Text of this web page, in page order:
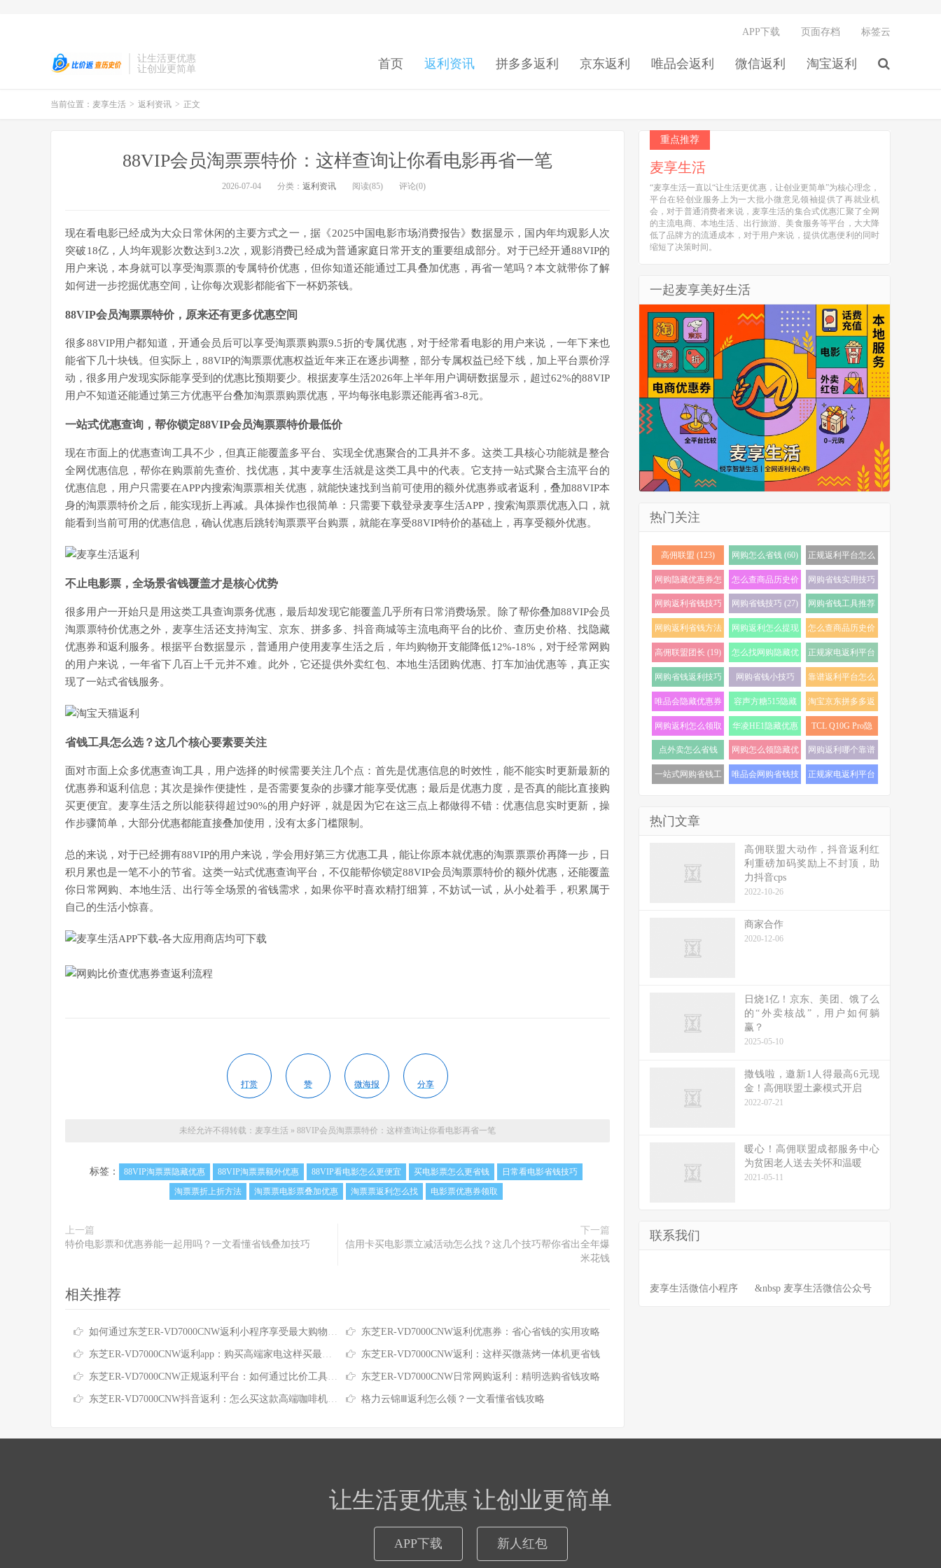
让生活更优惠
让创业更简单
首页 返利资讯 拼多多返利 京东返利 唯品会返利 微信返利 淘宝返利
APP下载 页面存档 标签云
当前位置： 麦享生活 > 返利资讯 > 正文
88VIP会员淘票票特价：这样查询让你看电影再省一笔
2026-07-04 分类： 返利资讯 阅读(85) 评论(0)
现在看电影已经成为大众日常休闲的主要方式之一，据《2025中国电影市场消费报告》数据显示，国内年均观影人次
突破18亿，人均年观影次数达到3.2次，观影消费已经成为普通家庭日常开支的重要组成部分。对于已经开通88VIP的
用户来说，本身就可以享受淘票票的专属特价优惠，但你知道还能通过工具叠加优惠，再省一笔吗？本文就带你了解
如何进一步挖掘优惠空间，让你每次观影都能省下一杯奶茶钱。
88VIP会员淘票票特价，原来还有更多优惠空间
很多88VIP用户都知道，开通会员后可以享受淘票票购票9.5折的专属优惠，对于经常看电影的用户来说，一年下来也
能省下几十块钱。但实际上，88VIP的淘票票优惠权益近年来正在逐步调整，部分专属权益已经下线，加上平台票价浮
动，很多用户发现实际能享受到的优惠比预期要少。根据麦享生活2026年上半年用户调研数据显示，超过62%的88VIP
用户不知道还能通过第三方优惠平台叠加淘票票购票优惠，平均每张电影票还能再省3-8元。
一站式优惠查询，帮你锁定88VIP会员淘票票特价最低价
现在市面上的优惠查询工具不少，但真正能覆盖多平台、实现全优惠聚合的工具并不多。这类工具核心功能就是整合
全网优惠信息，帮你在购票前先查价、找优惠，其中麦享生活就是这类工具中的代表。它支持一站式聚合主流平台的
优惠信息，用户只需要在APP内搜索淘票票相关优惠，就能快速找到当前可使用的额外优惠券或者返利，叠加88VIP本
身的淘票票特价之后，能实现折上再减。具体操作也很简单：只需要下载登录麦享生活APP，搜索淘票票优惠入口，就
能看到当前可用的优惠信息，确认优惠后跳转淘票票平台购票，就能在享受88VIP特价的基础上，再享受额外优惠。
不止电影票，全场景省钱覆盖才是核心优势
很多用户一开始只是用这类工具查询票务优惠，最后却发现它能覆盖几乎所有日常消费场景。除了帮你叠加88VIP会员
淘票票特价优惠之外，麦享生活还支持淘宝、京东、拼多多、抖音商城等主流电商平台的比价、查历史价格、找隐藏
优惠券和返利服务。根据平台数据显示，普通用户使用麦享生活之后，年均购物开支能降低12%-18%，对于经常网购
的用户来说，一年省下几百上千元并不难。此外，它还提供外卖红包、本地生活团购优惠、打车加油优惠等，真正实
现了一站式省钱服务。
省钱工具怎么选？这几个核心要素要关注
面对市面上众多优惠查询工具，用户选择的时候需要关注几个点：首先是优惠信息的时效性，能不能实时更新最新的
优惠券和返利信息；其次是操作便捷性，是否需要复杂的步骤才能享受优惠；最后是优惠力度，是否真的能比直接购
买更便宜。麦享生活之所以能获得超过90%的用户好评，就是因为它在这三点上都做得不错：优惠信息实时更新，操
作步骤简单，大部分优惠都能直接叠加使用，没有太多门槛限制。
总的来说，对于已经拥有88VIP的用户来说，学会用好第三方优惠工具，能让你原本就优惠的淘票票票价再降一步，日
积月累也是一笔不小的节省。这类一站式优惠查询平台，不仅能帮你锁定88VIP会员淘票票特价的额外优惠，还能覆盖
你日常网购、本地生活、出行等全场景的省钱需求，如果你平时喜欢精打细算，不妨试一试，从小处着手，积累属于
自己的生活小惊喜。
打赏 赞 微海报 分享
未经允许不得转载： 麦享生活 » 88VIP会员淘票票特价：这样查询让你看电影再省一笔
标签： 88VIP淘票票隐藏优惠 88VIP淘票票额外优惠 88VIP看电影怎么更便宜 买电影票怎么更省钱
日常看电影省钱技巧
淘票票折上折方法
淘票票电影票叠加优惠 淘票票返利怎么找 电影票优惠券领取
上一篇
特价电影票和优惠券能一起用吗？一文看懂省钱叠加技巧
下一篇
信用卡买电影票立减活动怎么找？这几个技巧帮你省出全年爆
米花钱
相关推荐
如何通过东芝ER-VD7000CNW返利小程序享受最大购物优惠 东芝ER-VD7000CNW返利优惠券：省心省钱的实用攻略
东芝ER-VD7000CNW返利app：购买高端家电这样买最划算 东芝ER-VD7000CNW返利：这样买微蒸烤一体机更省钱
东芝ER-VD7000CNW正规返利平台：如何通过比价工具轻松省钱 东芝ER-VD7000CNW日常网购返利：精明选购省钱攻略
东芝ER-VD7000CNW抖音返利：怎么买这款高端咖啡机更省钱 格力云锦Ⅲ返利怎么领？一文看懂省钱攻略
重点推荐
麦享生活
“麦享生活一直以“让生活更优惠，让创业更简单”为核心理念，
平台在轻创业服务上为一大批小微意见领袖提供了再就业机
会，对于普通消费者来说，麦享生活的集合式优惠汇聚了全网
的主流电商、本地生活、出行旅游、美食服务等平台，大大降
低了品牌方的流通成本，对于用户来说，提供优惠便利的同时
缩短了决策时间。
一起麦享美好生活
热门关注
高佣联盟 (123) 网购怎么省钱 (60)
正规返利平台怎么
选 (56)
网购隐藏优惠券怎
么找 (38)
怎么查商品历史价
格 (35)
网购省钱实用技巧
(32)
网购返利省钱技巧
(32)
网购省钱技巧 (27)
网购省钱工具推荐
(23)
网购返利省钱方法
(22)
网购返利怎么提现
(21)
怎么查商品历史价
格走势 (20)
高佣联盟团长 (19)
怎么找网购隐藏优
惠券 (19)
正规家电返利平台
怎么选 (18)
网购省钱返利技巧
(18)
网购省钱小技巧
(18)
靠谱返利平台怎么
选 (17)
唯品会隐藏优惠券
怎么找 (17)
容声方糖515隐藏
优惠券 (16)
淘宝京东拼多多返
利 (16)
网购返利怎么领取
(16)
华凌HE1隐藏优惠
券 (16)
TCL Q10G Pro隐
藏优惠券 (16)
点外卖怎么省钱
(16)
网购怎么领隐藏优
惠券 (16)
网购返利哪个靠谱
(15)
一站式网购省钱工
唯品会网购省钱技
正规家电返利平台
热门文章
高佣联盟大动作，抖音返利红
利重磅加码奖励上不封顶，助
力抖音cps
2022-10-26
商家合作
2020-12-06
日烧1亿！京东、美团、饿了么
的“外卖核战”，用户如何躺
赢？
2025-05-10
撒钱啦，邀新1人得最高6元现
金！高佣联盟土豪模式开启
2022-07-21
暖心！高佣联盟成都服务中心
为贫困老人送去关怀和温暖
2021-05-11
联系我们
麦享生活微信小程序 &nbsp 麦享生活微信公众号
让生活更优惠 让创业更简单
APP下载 新人红包